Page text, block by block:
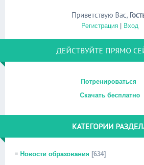
Приветствую Вас,
Регистрация| Вход
ДЕЙСТВУЙТЕ ПРЯМО
Потренироваться
Скачать бесплатно
КАТЕГОРИИ
Новости образования [634]